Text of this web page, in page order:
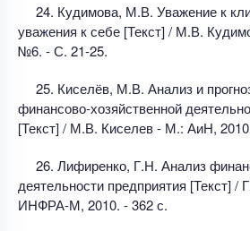
24. Кудимова, М.В. Уважение к
уважения к себе [Текст] / М.В.
№6. - С. 21-25.
25. Киселёв, М.В. Анализ и
финансово-хозяйственной
[Текст] / М.В. Киселев - М.: АиН,
26. Лифиренко, Г.Н. Анализ
деятельности предприятия [Текст]
ИНФРА-М, 2010. - 362 с.